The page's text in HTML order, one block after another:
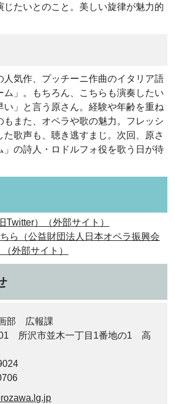
じたいとのこと。美しい旋律が魅力的
気作、プッチーニ作曲のイタリア語
ム」。もちろん、こちらも演奏したい
い」と言う原さん。経験や年齢を重ね
もまた、オペラや歌の魅力。フレッシ
た歌声も、聴き逃すまじ。次回、原さ
」の詩人・ロドルフォ役を歌う日が待
Twitter）（外部サイト）
ら（公益財団法人日本オペラ振興会
外部サイト）
部 広報課
所沢市並木一丁目1番地の1 高